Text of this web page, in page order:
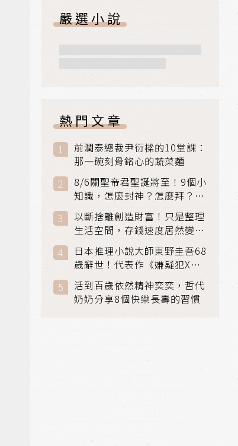
嚴選小說
熱門文章
前潤泰總裁尹衍樑的10堂課：
那一碗刻骨銘心的蔬菜麵
8/6關聖帝君聖誕將至！9個小
知識，怎麼封神？怎麼拜？該
拜哪個關帝？
以斷捨離創造財富！只是整理
生活空間，存錢速度居然變快
日本推理小說大師東野圭吾68
歲辭世！代表作《嫌疑犯X的
獻身》《解憂雜貨店》獲獎無
數
活到百歲依然精神奕奕，哲代
奶奶分享8個快樂長壽的習慣